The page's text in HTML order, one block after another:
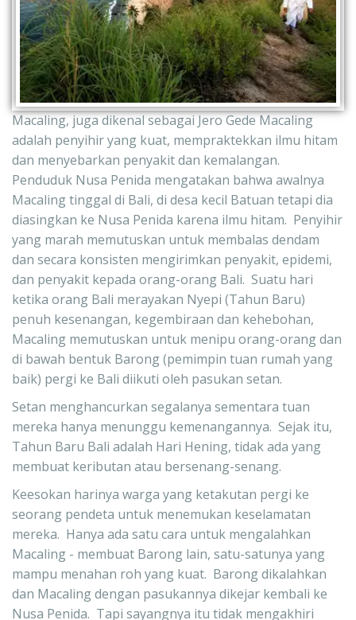
Macaling, juga dikenal sebagai Jero Gede Macaling
adalah penyihir yang kuat, mempraktekkan ilmu hitam
dan menyebarkan penyakit dan kemalangan.
Penduduk Nusa Penida mengatakan bahwa awalnya
Macaling tinggal di Bali, di desa kecil Batuan tetapi dia
diasingkan ke Nusa Penida karena ilmu hitam.  Penyihir
yang marah memutuskan untuk membalas dendam
dan secara konsisten mengirimkan penyakit, epidemi,
dan penyakit kepada orang-orang Bali.  Suatu hari
ketika orang Bali merayakan Nyepi (Tahun Baru)
penuh kesenangan, kegembiraan dan kehebohan,
Macaling memutuskan untuk menipu orang-orang dan
di bawah bentuk Barong (pemimpin tuan rumah yang
baik) pergi ke Bali diikuti oleh pasukan setan.
Setan menghancurkan segalanya sementara tuan
mereka hanya menunggu kemenangannya.  Sejak itu,
Tahun Baru Bali adalah Hari Hening, tidak ada yang
membuat keributan atau bersenang-senang.
Keesokan harinya warga yang ketakutan pergi ke
seorang pendeta untuk menemukan keselamatan
mereka.  Hanya ada satu cara untuk mengalahkan
Macaling - membuat Barong lain, satu-satunya yang
mampu menahan roh yang kuat.  Barong dikalahkan
dan Macaling dengan pasukannya dikejar kembali ke
Nusa Penida.  Tapi sayangnya itu tidak mengakhiri